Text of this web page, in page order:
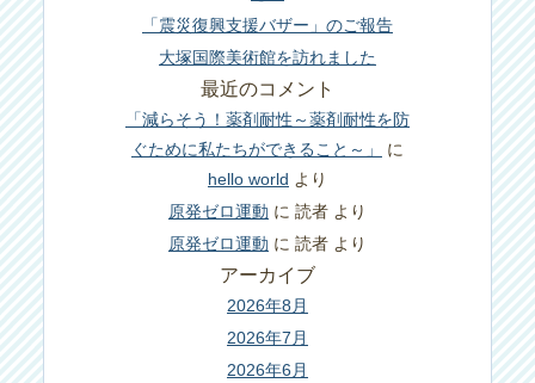
「震災復興支援バザー」のご報告
大塚国際美術館を訪れました
最近のコメント
「減らそう！薬剤耐性～薬剤耐性を防
ぐために私たちができること～」
に
hello world より
原発ゼロ運動 に 読者 より
原発ゼロ運動 に 読者 より
アーカイブ
2026年8月
2026年7月
2026年6月